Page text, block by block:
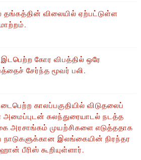
தங்கத்தின் விலையில் ஏற்பட்டுள்ள
கோர விபத்தில் ஒரே
சேர்ந்த மூவர் பலி.
காலப்பகுதியில் ​​விடுதலைப்
அமைப்புடன் கலந்துரையாடல் நடத்த
அரசாங்கம் முயற்சிகளை எடுத்ததாக
நாடுகளுக்கான இலங்கையின் நிரந்தர
பீரிஸ் கூறியுள்ளார்.